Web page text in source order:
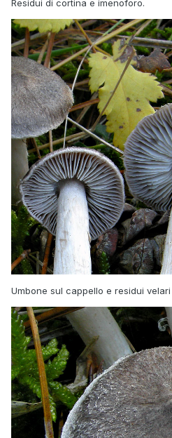
Residui di cortina e imenoforo.
Umbone sul cappello e residui